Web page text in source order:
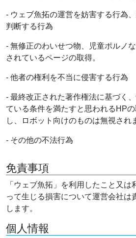
- ウェブ魚拓の運営を妨害する行為
判断する行為
- 無修正のわいせつ物、児童ポルノ
されているページの取得。
- 他者の権利を不当に侵害する行為
- 最終改正された著作権法に基づく
ている条件を満たすと思われるHP
し、ロボット向けのものは無視され
- その他の不法行為
免責事項
「ウェブ魚拓」を利用したこと又は
って生じる損害について運営会社は
します。
個人情報